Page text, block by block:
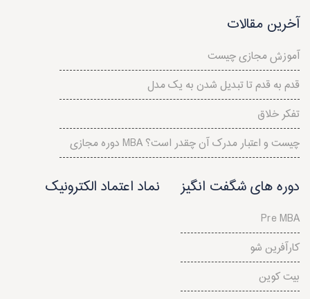
آخرین مقالات
آموزش مجازی چیست
قدم به قدم تا تبدیل شدن به یک مدل
تفکر خلاق
دوره مجازی MBA چیست و اعتبار مدرک آن چقدر است؟
دوره های شگفت انگیز
Pre MBA
کارآفرین شو
بیت کوین
نماد اعتماد الکترونیک